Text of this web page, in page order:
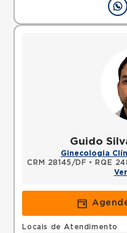
Guido
Ginecologia
CRM 28145/DF •
RQE
Locais de Atendimento